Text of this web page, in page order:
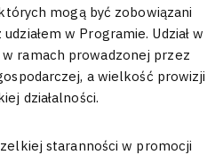
mogą być zobowiązani
w Programie. Udział w
ramach prowadzonej przez
a wielkość prowizji
działalności.
staranności w promocji